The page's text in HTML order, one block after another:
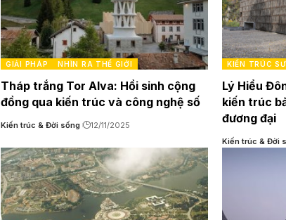
GIẢI PHÁP NHÌN RA THẾ GIỚI
Tháp trắng Tor Alva: Hồi sinh cộng
đồng qua kiến trúc và công nghệ số
Kiến trúc & Đời sống 12/11/2025
KIẾN TRÚC SƯ
Lý Hiểu
kiến trúc
đương đại
Kiến trúc & Đời